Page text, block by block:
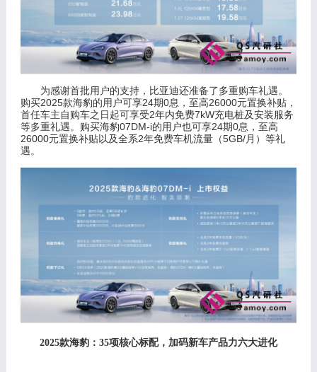
为感谢首批用户的支持，比亚迪还准备了多重购车礼遇。
购买2025款海豹的用户可享24期0息，至高26000元置换补贴，
首任车主自购车之日起可享受2年内免费7kW充电桩及安装服务
等多重礼遇。购买海豹07DM-i的用户也可享24期0息，至高
26000元置换补贴以及全系2年免费车机流量（5GB/月）等礼
遇。
2025款海豹：35项核心标配，加码新车产品力六大进化